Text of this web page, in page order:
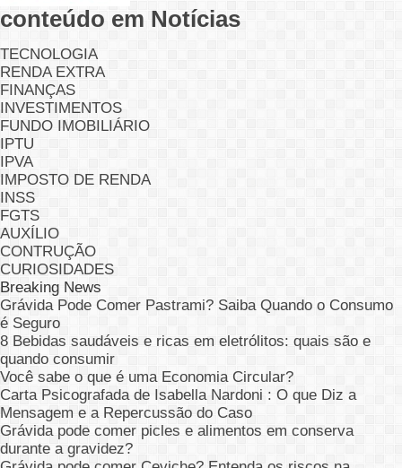
conteúdo em Notícias
TECNOLOGIA
RENDA EXTRA
FINANÇAS
INVESTIMENTOS
FUNDO IMOBILIÁRIO
IPTU
IPVA
IMPOSTO DE RENDA
INSS
FGTS
AUXÍLIO
CONTRUÇÃO
CURIOSIDADES
Breaking News
Grávida Pode Comer Pastrami? Saiba Quando o Consumo
é Seguro
8 Bebidas saudáveis e ricas em eletrólitos: quais são e
quando consumir
Você sabe o que é uma Economia Circular?
Carta Psicografada de Isabella Nardoni : O que Diz a
Mensagem e a Repercussão do Caso
Grávida pode comer picles e alimentos em conserva
durante a gravidez?